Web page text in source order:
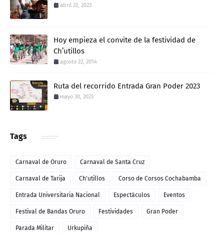
abril 22, 2023
Hoy empieza el convite de la festividad de
Ch’utillos
agosto 22, 2014
Ruta del recorrido Entrada Gran Poder 2023
mayo 30, 2023
Tags
Carnaval de Oruro Carnaval de Santa Cruz
Carnaval de Tarija Ch'utillos Corso de Corsos Cochabamba
Entrada Universitaria Nacional Espectáculos Eventos
Festival de Bandas Oruro Festividades Gran Poder
Parada Militar Urkupiña